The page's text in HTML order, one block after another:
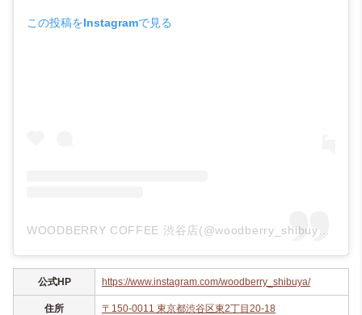
この投稿をInstagramで見る
公式HP https://www.instagram.com/woodberry_shibuya/
住所 〒150-0011 東京都渋谷区東2丁目20-18